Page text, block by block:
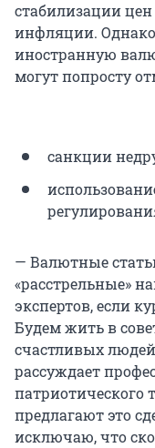
стабилизации
инфляции. Однако
иностранную
могут попросту
санкции
— Валютные
«расстрельные»
экспертов, если
Будем жить в
счастливых
рассуждает
патриотического
предлагают это
исключаю, что